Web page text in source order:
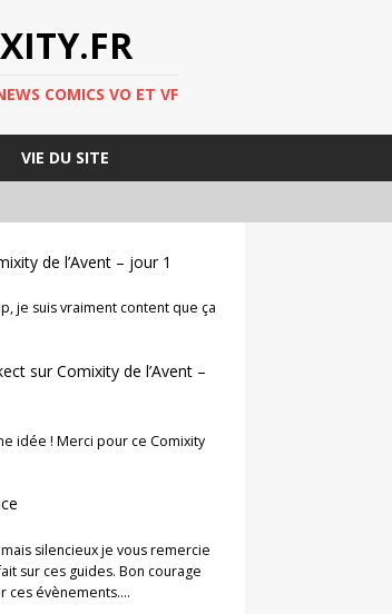
COMICS VO ET VF
VIE DU SITE
de l’Avent – jour 1
je suis vraiment content que ça
surComixity de l’Avent –
idée ! Merci pour ce Comixity
silencieux je vous remercie
sur ces guides. Bon courage
ces évènements.…